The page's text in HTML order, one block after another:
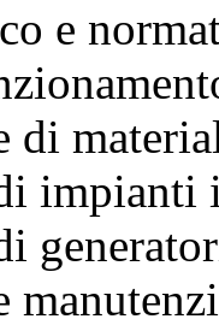
e
di
impianti